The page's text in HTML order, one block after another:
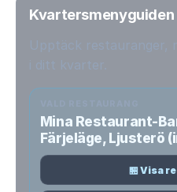
Kvartersmenyguiden
Mina Restaurant-
Färjeläge, Ljusterö
🏪 Visa